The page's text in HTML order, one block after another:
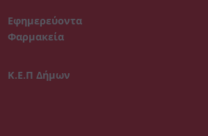
Εφημερεύοντα
Φαρμακεία
Κ.Ε.Π Δήμων